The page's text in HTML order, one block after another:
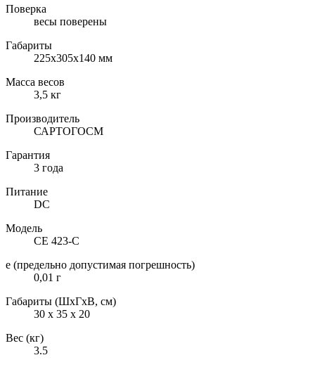
Поверка
весы поверены
Габариты
225х305х140 мм
Масса весов
3,5 кг
Производитель
САРТОГОСМ
Гарантия
3 года
Питание
DC
Модель
СЕ 423-С
e (предельно допустимая погрешность)
0,01 г
Габариты (ШxГxВ, см)
30 x 35 x 20
Вес (кг)
3.5